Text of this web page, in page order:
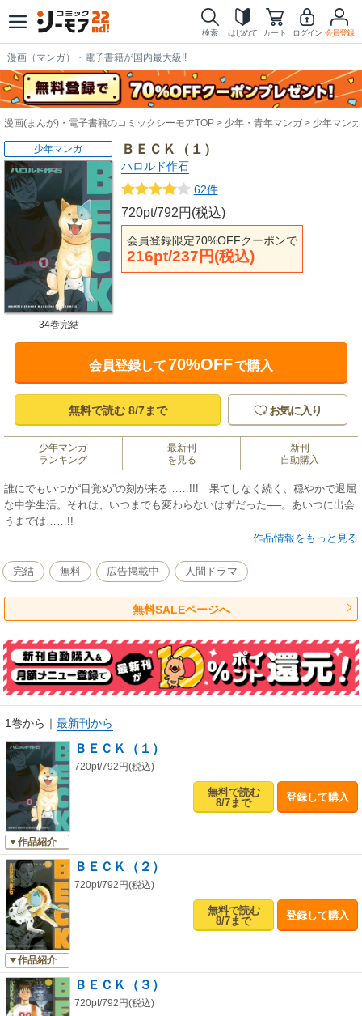
検索 はじめて カート ログイン 会員登録
漫画（マンガ）・電子書籍が国内最大級!!
漫画(まんが)・電子書籍のコミックシーモアTOP 少年・青年マンガ 少年マンガ
ＢＥＣＫ（１）
ハロルド作石
62件
720pt/792円(税込)
会員登録限定70%OFFクーポンで
216pt/237円(税込)
少年マンガ
34巻完結
会員登録して70%OFFで購入
無料で読む 8/7まで お気に入り
少年マンガ
ランキング
最新刊
を見る
新刊
自動購入
誰にでもいつか“目覚め”の刻が来る……!!! 果てしなく続く、穏やかで退屈
な中学生活。それは、いつまでも変わらないはずだった──。あいつに出会
うまでは……!!
作品情報をもっと見る
完結 無料 広告掲載中 人間ドラマ
無料SALEページへ
1巻から ｜ 最新刊から
作品紹介
ＢＥＣＫ（１）
720pt/792円(税込)
無料で読む
8/7まで
登録して購入
作品紹介
ＢＥＣＫ（２）
720pt/792円(税込)
無料で読む
8/7まで
登録して購入
ＢＥＣＫ（３）
720pt/792円(税込)